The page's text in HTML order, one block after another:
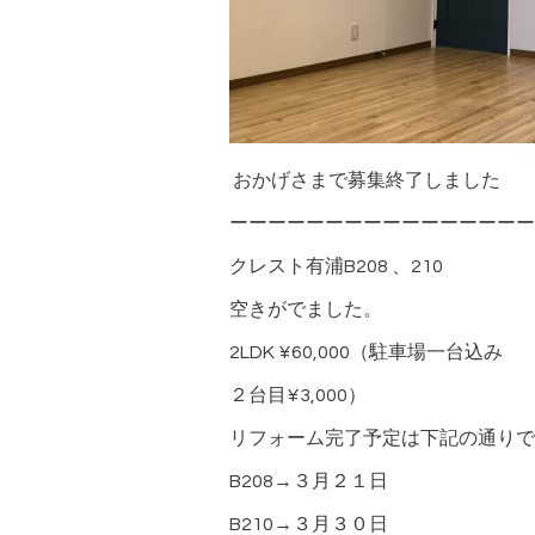
おかげさまで募集終了しました
ーーーーーーーーーーーーーーー
クレスト有浦B208 、210
空きがでました。
2LDK ¥60,000（駐車場一台込み
２台目¥3,000）
リフォーム完了予定は下記の通り
B208→３月２１日
B210→３月３０日